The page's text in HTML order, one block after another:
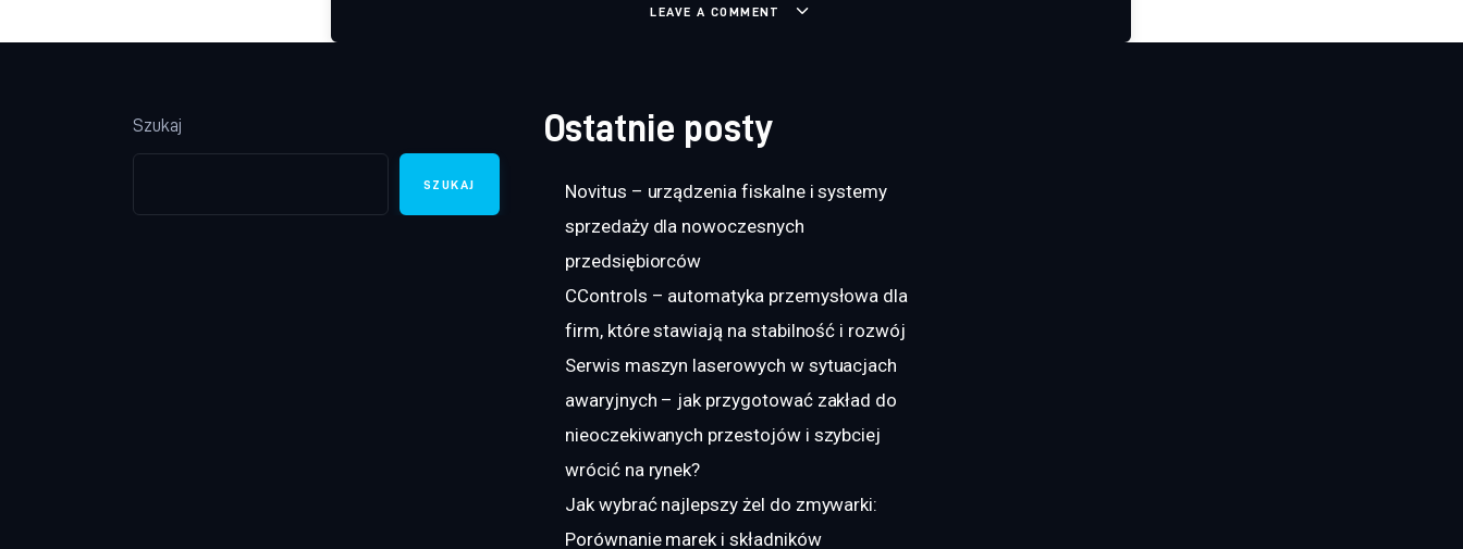
LEAVE A COMMENT
Szukaj
SZUKAJ
Ostatnie posty
Novitus – urządzenia fiskalne i systemy
sprzedaży dla nowoczesnych
przedsiębiorców
CControls – automatyka przemysłowa dla
firm, które stawiają na stabilność i rozwój
Serwis maszyn laserowych w sytuacjach
awaryjnych – jak przygotować zakład do
nieoczekiwanych przestojów i szybciej
wrócić na rynek?
Jak wybrać najlepszy żel do zmywarki:
Porównanie marek i składników